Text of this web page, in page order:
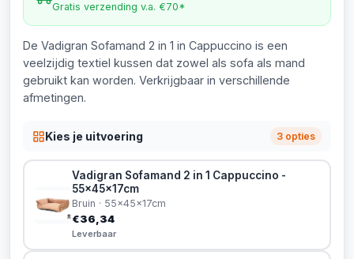
Gratis verzending v.a. €70*
De Vadigran Sofamand 2 in 1 in Cappuccino is een
veelzijdig textiel kussen dat zowel als sofa als mand
gebruikt kan worden. Verkrijgbaar in verschillende
afmetingen.
Kies je uitvoering 3 opties
Vadigran Sofamand 2 in 1 Cappuccino -
55x45x17cm
Bruin · 55x45x17cm
€36,34
Leverbaar